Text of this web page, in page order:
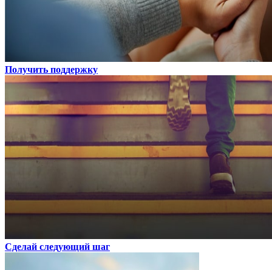
Получить поддержку
Сделай следующий шаг